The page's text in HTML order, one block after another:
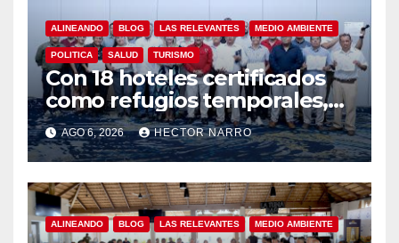
ALINEANDO BLOG LAS RELEVANTES MEDIO AMBIENTE
POLITICA SALUD TURISMO
Con 18 hoteles certificados
como refugios temporales,
Gobierno de Los Cabos
refuerza la prevención y
garantiza un destino seguro
AGO 6, 2026 HECTOR NARRO
ALINEANDO BLOG LAS RELEVANTES MEDIO AMBIENTE